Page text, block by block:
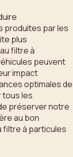
produites par les
plus
filtre à
peuvent
impact
optimales de
tous les
préserver notre
au bon
filtre à particules